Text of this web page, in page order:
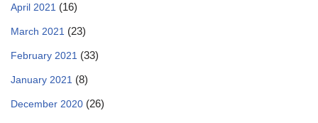
April 2021 (16)
March 2021 (23)
February 2021 (33)
January 2021 (8)
December 2020 (26)